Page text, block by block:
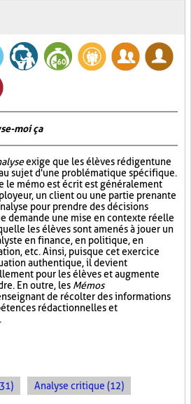
moi ça
exige que les élèves rédigent une
sujet d'une problématique spécifique.
le mémo est écrit est généralement
un client ou une partie prenante
pour prendre des décisions
demande une mise en contexte réelle
les élèves sont amenés à jouer un
en finance, en politique, en
etc. Ainsi, puisque cet exercice
authentique, il devient
pour les élèves et augmente
En outre, les Mémos
de récolter des informations
rédactionnelles et
Analyse critique (12)